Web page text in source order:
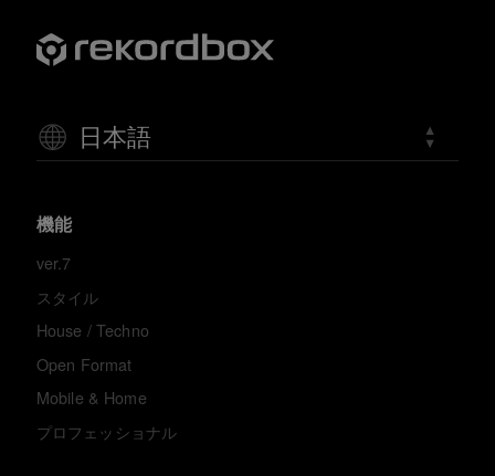
日本語
機能
ver.7
スタイル
House / Techno
Open Format
Mobile & Home
プロフェッショナル